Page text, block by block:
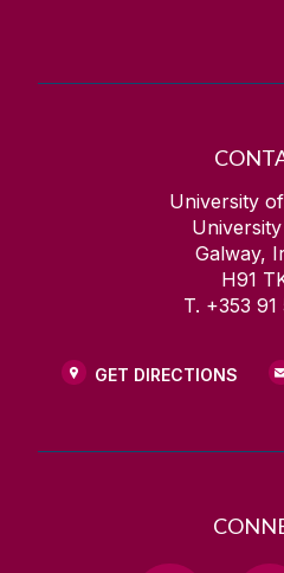
University
Galway,
H91
T. +353 91
GET DIRECTIONS